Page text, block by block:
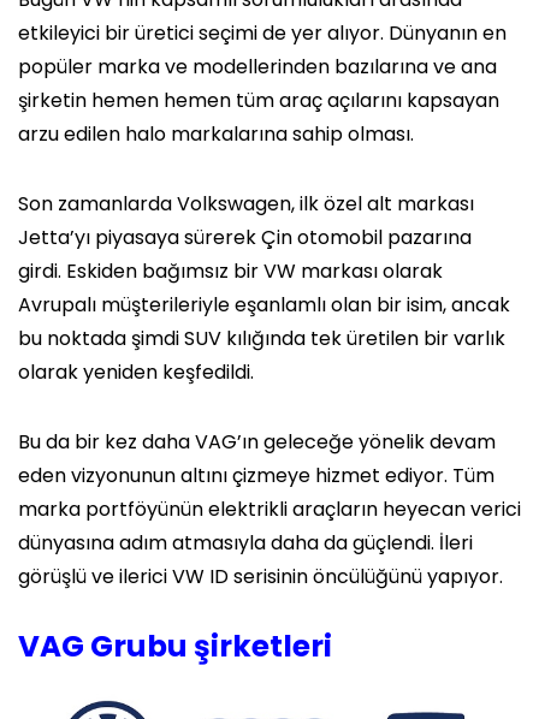
etkileyici bir üretici seçimi de yer alıyor. Dünyanın en
popüler marka ve modellerinden bazılarına ve ana
şirketin hemen hemen tüm araç açılarını kapsayan
arzu edilen halo markalarına sahip olması.
Son zamanlarda Volkswagen, ilk özel alt markası
Jetta’yı piyasaya sürerek Çin otomobil pazarına
girdi. Eskiden bağımsız bir VW markası olarak
Avrupalı ​​müşterileriyle eşanlamlı olan bir isim, ancak
bu noktada şimdi SUV kılığında tek üretilen bir varlık
olarak yeniden keşfedildi.
Bu da bir kez daha VAG’ın geleceğe yönelik devam
eden vizyonunun altını çizmeye hizmet ediyor. Tüm
marka portföyünün elektrikli araçların heyecan verici
dünyasına adım atmasıyla daha da güçlendi. İleri
görüşlü ve ilerici VW ID serisinin öncülüğünü yapıyor.
VAG Grubu şirketleri